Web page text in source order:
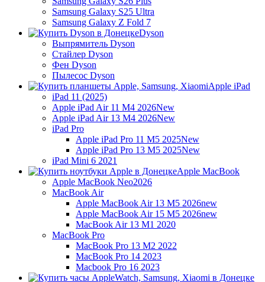
Samsung Galaxy S25 Ultra
Samsung Galaxy Z Fold 7
Dyson
Выпрямитель Dyson
Стайлер Dyson
Фен Dyson
Пылесос Dyson
Apple iPad
iPad 11 (2025)
Apple iPad Air 11 M4 2026New
Apple iPad Air 13 M4 2026New
iPad Pro
Apple iPad Pro 11 M5 2025New
Apple iPad Pro 13 M5 2025New
iPad Mini 6 2021
Apple MacBook
Apple MacBook Neo2026
MacBook Air
Apple MacBook Air 13 M5 2026new
Apple MacBook Air 15 M5 2026new
MacBook Air 13 M1 2020
MacBook Pro
MacBook Pro 13 M2 2022
MacBook Pro 14 2023
Macbook Pro 16 2023